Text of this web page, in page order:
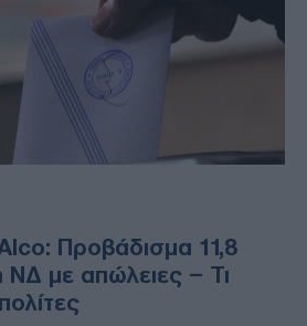
Προβάδισμα 11,8
ΝΔ με απώλειες – Τι